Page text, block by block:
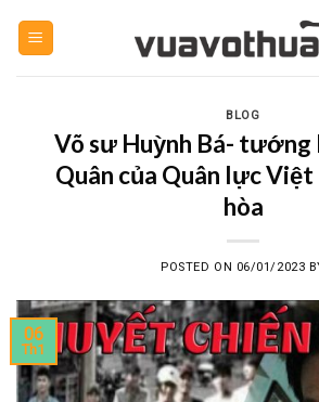
BLOG
Võ sư Huỳnh Bá- tướng
Quân của Quân lực Việt
hòa
POSTED ON 06/01/2023
06
Th1